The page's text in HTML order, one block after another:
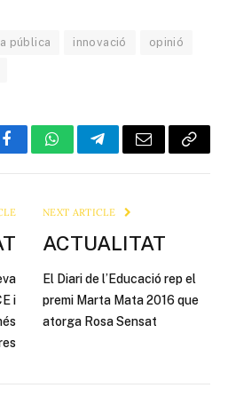
pública innovació opinió
FacebookWhatsAppTelegramEmail Copy
i
NEXT ARTICLE
ACTUALITAT
El Diari de l’Educació rep el
premi Marta Mata 2016 que
atorga Rosa Sensat